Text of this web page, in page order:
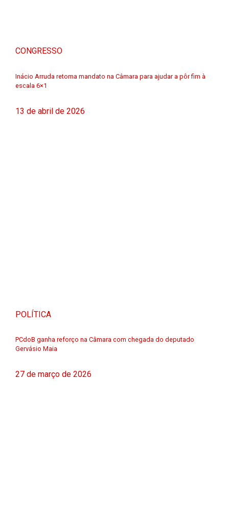
CONGRESSO
Inácio Arruda retoma mandato na Câmara para ajudar a pôr fim à
escala 6×1
13 de abril de 2026
POLÍTICA
PCdoB ganha reforço na Câmara com chegada do deputado
Gervásio Maia
27 de março de 2026